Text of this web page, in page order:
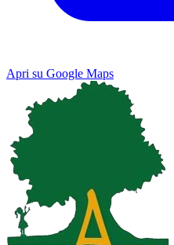
Apri su Google Maps
Map Satellite
Keyboard shortcuts